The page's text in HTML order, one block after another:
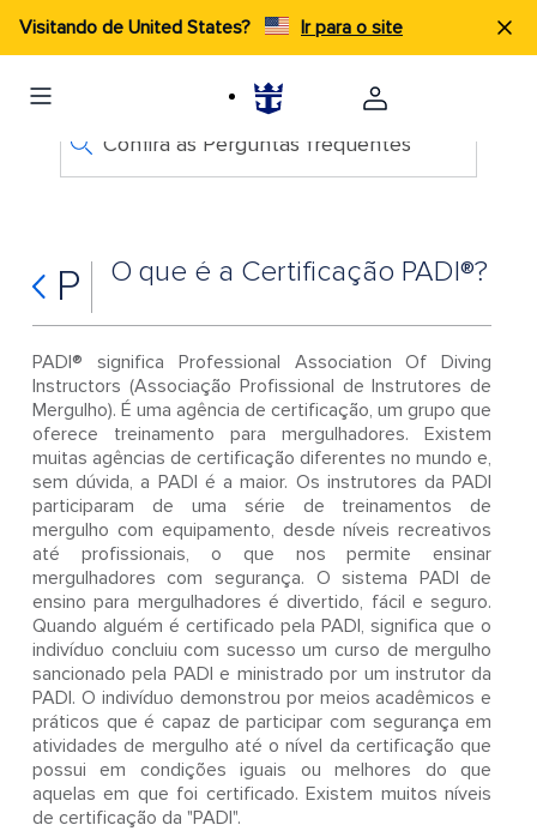
Visitando de United States? Ir para o site
Confira as Perguntas frequentes
P O que é a Certificação PADI®?
PADI® significa Professional Association Of Diving
Instructors (Associação Profissional de Instrutores de
Mergulho). É uma agência de certificação, um grupo que
oferece treinamento para mergulhadores. Existem
muitas agências de certificação diferentes no mundo e,
sem dúvida, a PADI é a maior. Os instrutores da PADI
participaram de uma série de treinamentos de
mergulho com equipamento, desde níveis recreativos
até profissionais, o que nos permite ensinar
mergulhadores com segurança. O sistema PADI de
ensino para mergulhadores é divertido, fácil e seguro.
Quando alguém é certificado pela PADI, significa que o
indivíduo concluiu com sucesso um curso de mergulho
sancionado pela PADI e ministrado por um instrutor da
PADI. O indivíduo demonstrou por meios acadêmicos e
práticos que é capaz de participar com segurança em
atividades de mergulho até o nível da certificação que
possui em condições iguais ou melhores do que
aquelas em que foi certificado. Existem muitos níveis
de certificação da "PADI".